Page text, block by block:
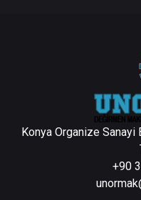
Konya Organize
+90